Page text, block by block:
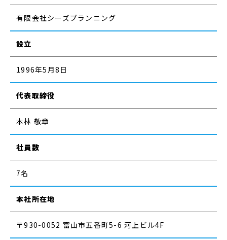
有限会社シーズプランニング
設立
1996年5月8日
代表取締役
本林 敬章
社員数
7名
本社所在地
〒930-0052 富山市五番町5-6 河上ビル4F